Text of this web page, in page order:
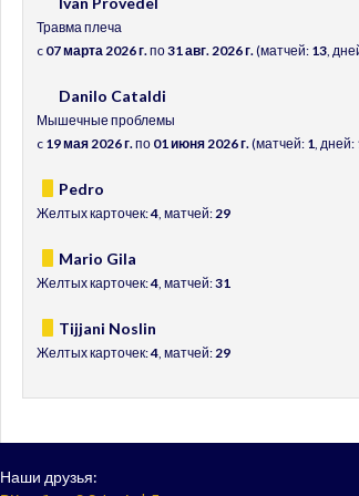
Травма плеча
c 07 марта 2026 г. по31 авг. 2026 г. (матчей: 13 ,
Danilo Cataldi
Мышечные проблемы
c 19 мая 2026 г. по 01 июня 2026 г. (матчей: 1 , дней:
Pedro
Желтых карточек:4 , матчей: 29
Mario Gila
Желтых карточек:4 , матчей:31
Tijjani Noslin
Желтых карточек:4 , матчей: 29
Наши друзья: